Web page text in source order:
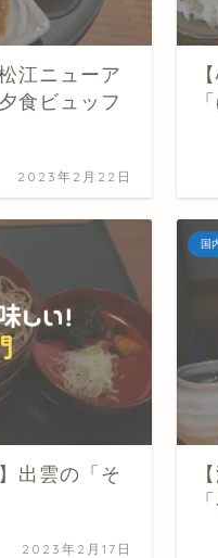
江ニューア
食ビュッフ
2023年2月22日
出雲の「そ
2023年2月17日
国